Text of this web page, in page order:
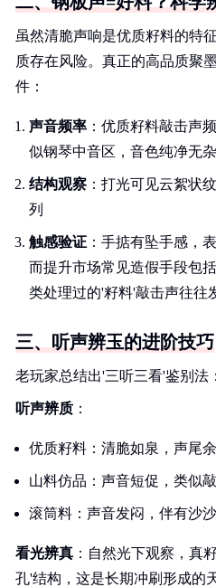
虽然清脆声响是优质籽料的特
质存在风险。真正的高品质聚
件：
声音频率 ：优质籽料敲击声
似钢琴中音区，音色纯净无
结构观察 ：打光可见云絮状
列
触感验证 ：手掂有坠手感，
而提升市场常见造假手段包
类处理过的'籽料'敲击声往往
三、听声辨玉的进阶技巧
老玩家总结出'三听三看'鉴别法：
听声辨质 ：
优质籽料：清脆如泉，声尾
山料仿品：声音短促，类似
滚筒料：声音发闷，伴有沙
看光辨真 ：自然光下观察，真
孔'结构，这是长期冲刷形成的